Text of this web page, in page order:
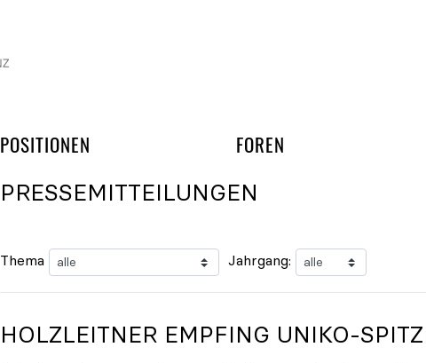
POSITIONEN FOREN UND
PRESSEMITTEILUNGEN
Thema Jahrgang:
HOLZLEITNER EMPFING UNIKO-